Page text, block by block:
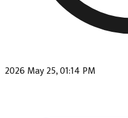
2026 May 25, 01:14 PM